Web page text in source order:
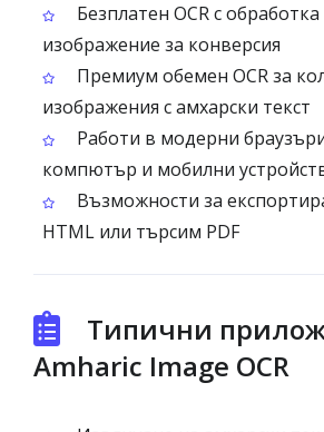
Безплатен OCR с
изображение за конверсия
Премиум обемен OCR за
изображения с амхарски текст
Работи в модерни
компютър и мобилни
Възможности за
HTML или търсим PDF
Типични
Amharic Image OCR